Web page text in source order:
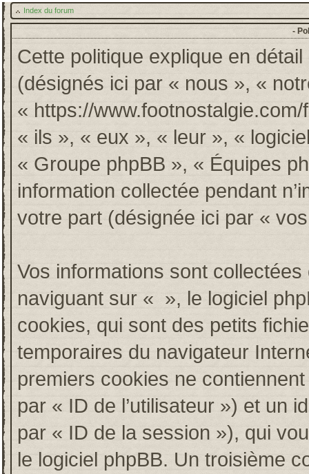
Index du forum
-
Cette politique explique en
(désignés ici par « nous », «
« https://
« ils », « eux », « leur », «
« Groupe phpBB », « Équipes
information collectée pendant
votre part (désignée ici par «
Vos informations sont
naviguant sur « », le logiciel
cookies, qui sont des petits
temporaires du navigateur
premiers cookies ne
par « ID de l’utilisateur ») et un
par « ID de la session »), qui
le logiciel phpBB. Un troisième